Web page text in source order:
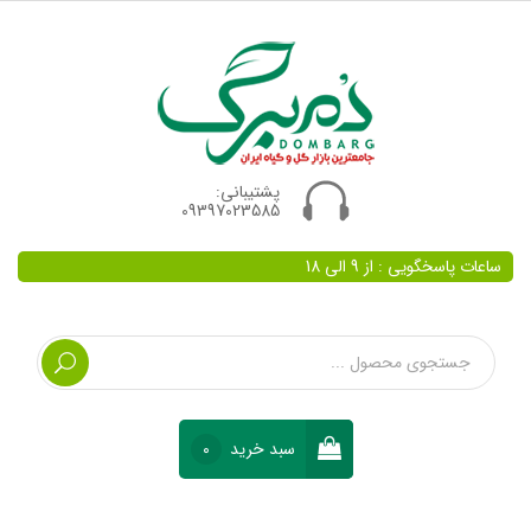
پشتیبانی:
09397023585
ساعات پاسخگویی : از 9 الی 18
سبد خرید 0